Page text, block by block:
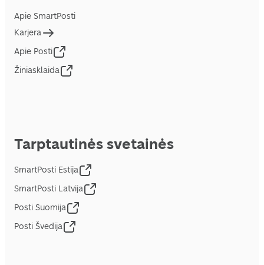
Apie SmartPosti
Karjera
Apie Posti
Žiniasklaida
Tarptautinės svetainės
SmartPosti Estija
SmartPosti Latvija
Posti Suomija
Posti Švedija